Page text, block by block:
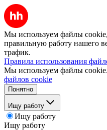
Мы используем файлы
правильную работу нашего
трафик.
Правила использования
Мы используем файлы cookie.
файлов cookie
Понятно
Ищу работу
Ищу работу
Ищу работу